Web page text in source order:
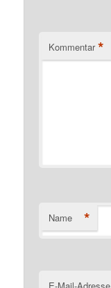
Kommentar *
Name *